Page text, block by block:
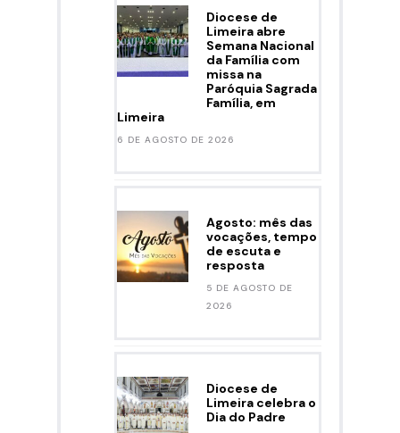
Diocese de
Limeira abre
Semana Nacional
da Família com
missa na
Paróquia Sagrada
Família, em
Limeira
6 DE AGOSTO DE 2026
Agosto: mês das
vocações, tempo
de escuta e
resposta
5 DE AGOSTO DE
2026
Diocese de
Limeira celebra o
Dia do Padre